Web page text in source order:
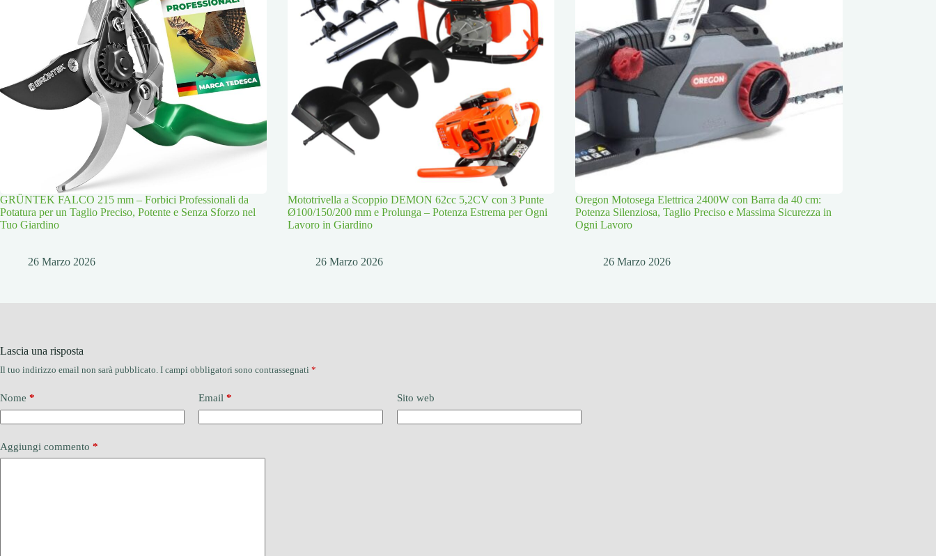
GRÜNTEK FALCO 215 mm – Forbici Professionali da
Potatura per un Taglio Preciso, Potente e Senza Sforzo nel
Tuo Giardino
26 Marzo 2026
Mototrivella a Scoppio DEMON 62cc 5,2CV con 3 Punte
Ø100/150/200 mm e Prolunga – Potenza Estrema per Ogni
Lavoro in Giardino
26 Marzo 2026
Oregon Motosega Elettrica 2400W con Barra da 40 cm:
Potenza Silenziosa, Taglio Preciso e Massima Sicurezza in
Ogni Lavoro
26 Marzo 2026
Lascia una risposta
Il tuo indirizzo email non sarà pubblicato. I campi obbligatori sono contrassegnati *
Nome * Email * Sito web
Aggiungi commento *